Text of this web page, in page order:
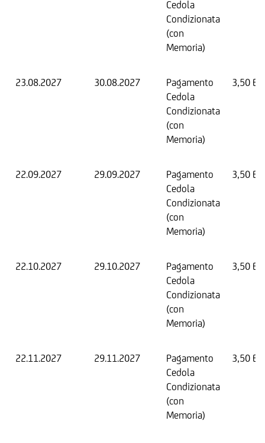
Cedola
Condizionata
(con
Memoria)
23.08.2027 30.08.2027
Pagamento
Cedola
Condizionata
(con
Memoria)
3,50
22.09.2027 29.09.2027
Pagamento
Cedola
Condizionata
(con
Memoria)
3,50
22.10.2027 29.10.2027
Pagamento
Cedola
Condizionata
(con
Memoria)
3,50
22.11.2027 29.11.2027
Pagamento
Cedola
Condizionata
(con
Memoria)
3,50